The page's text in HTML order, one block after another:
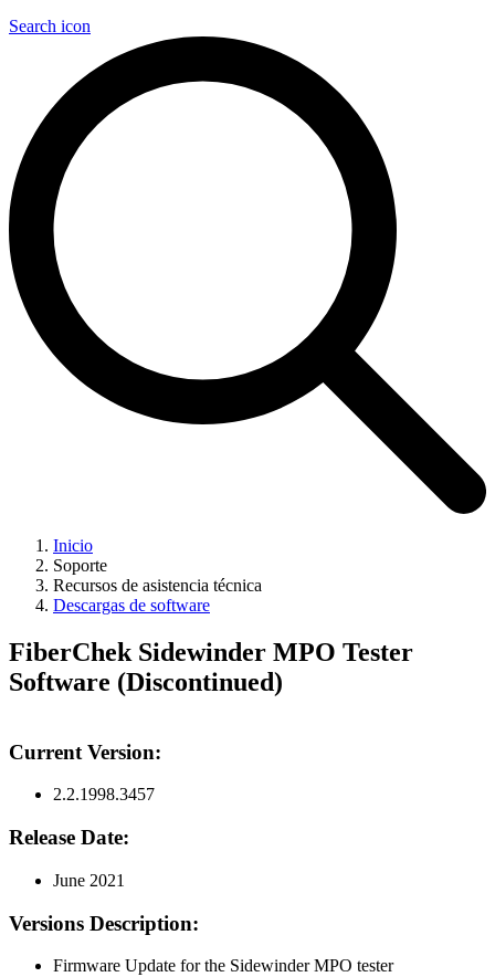
Search icon
Inicio
Soporte
Recursos de asistencia técnica
Descargas de software
FiberChek Sidewinder MPO Tester
Software (Discontinued)
Current Version:
2.2.1998.3457
Release Date:
June 2021
Versions Description:
Firmware Update for the Sidewinder MPO tester